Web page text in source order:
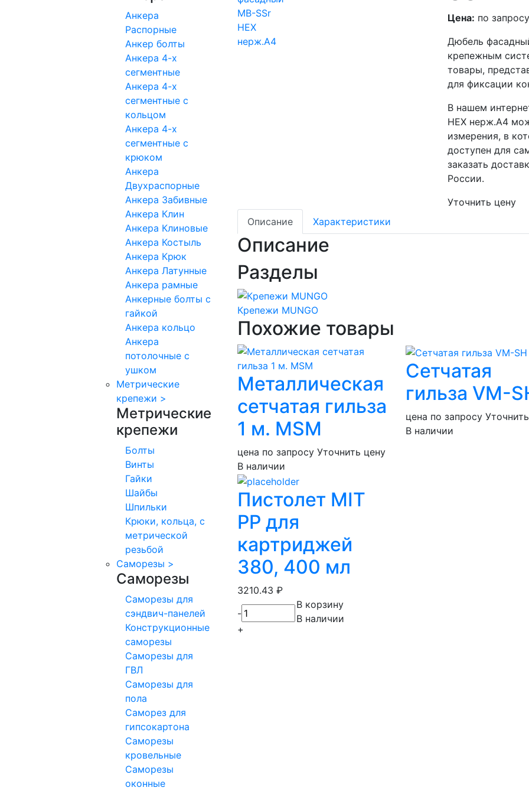
Анкера
Распорные
Анкер болты
Анкера 4-х
сегментные
Анкера 4-х
сегментные с
кольцом
Анкера 4-х
сегментные с
крюком
Анкера
Двухраспорные
Анкера Забивные
Анкера Клин
Анкера Клиновые
Анкера Костыль
Анкера Крюк
Анкера Латунные
Анкера рамные
Анкерные болты с
гайкой
Анкера кольцо
Анкера
потолочные с
ушком
Метрические
крепежи >
Метрические
крепежи
Болты
Винты
Гайки
Шайбы
Шпильки
Крюки, кольца, с
метрической
резьбой
Саморезы >
Саморезы
Саморезы для
сэндвич-панелей
Конструкционные
саморезы
Саморезы для
ГВЛ
Саморезы для
пола
Саморез для
гипсокартона
Саморезы
кровельные
Саморезы
оконные
Цена: по
Дюбель
крепежным
товары,
для фиксации
В нашем
НЕХ нерж.А4
измерения, в
доступен для
заказать
России.
Уточнить цену
Описание
Характеристики
Описание
Разделы
Крепежи MUNGO
Похожие товары
Металлическая
сетчатая гильза
1 м. MSM
цена по запросу Уточнить цену
В наличии
Сетчатая
гильза VM-
цена по запросу
В наличии
Пистолет MIT
PP для
картриджей
380, 400 мл
3210.43 ₽
-
+
В корзину
В наличии